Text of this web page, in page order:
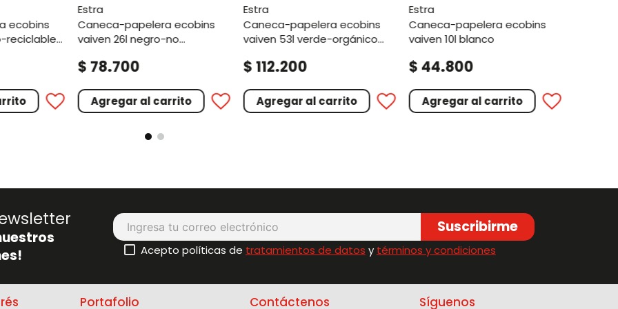
reciclable
estra
caneca-papelera ecobins
vaiven 26l negro-no
$ 78.700
Agregar al carrito
estra
caneca-papelera ecobins
vaiven 53l verde-orgánico
$ 112.200
Agregar al carrito
estra
caneca-papelera ecobins
vaiven 10l blanco
$ 44.800
Agregar al carrito
Suscribirme
Acepto políticas de tratamientos de datos y términos y condiciones
Portafolio Contáctenos Síguenos